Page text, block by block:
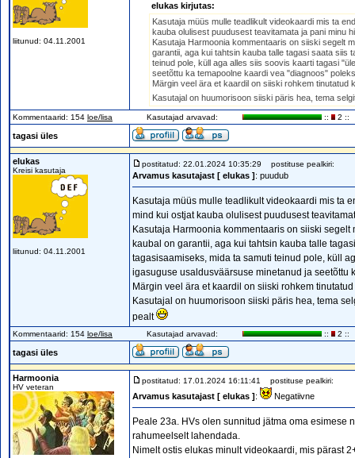
liitunud: 04.11.2001
elukas kirjutas:
Kasutaja müüs mulle teadlikult videokaardi mis ta
kauba olulisest puudusest teavitamata ja pani minu
Kasutaja Harmoonia kommentaaris on siiski segelt
garantii, aga kui tahtsin kauba talle tagasi saata siis
teinud pole, küll aga alles siis soovis kaarti tagasi
seetõttu ka temapoolne kaardi vea "diagnoos"
Märgin veel ära et kaardil on siiski rohkem tinutatud
Kasutajal on huumorisoon siiski päris hea, tema
Kommentaarid: 154 loe/lisa Kasutajad arvavad: :: 2 ::
tagasi üles
elukas
Kreisi kasutaja
liitunud: 04.11.2001
postitatud: 22.01.2024 10:35:29 postituse pealkiri:
Arvamus kasutajast [ elukas ]: puudub
Kasutaja müüs mulle teadlikult videokaardi mis ta
mind kui ostjat kauba olulisest puudusest
Kasutaja Harmoonia kommentaaris on siiski
kaubal on garantii, aga kui tahtsin kauba talle
tagasisaamiseks, mida ta samuti teinud pole, küll
igasuguse usaldusväärsuse minetanud ja
Märgin veel ära et kaardil on siiski rohkem
Kasutajal on huumorisoon siiski päris hea, tema
pealt
Kommentaarid: 154 loe/lisa Kasutajad arvavad: :: 2 ::
tagasi üles
Harmoonia
HV veteran
postitatud: 17.01.2024 16:11:41 postituse pealkiri:
Arvamus kasutajast [ elukas ]: Negatiivne
Peale 23a. HVs olen sunnitud jätma oma
rahumeelselt lahendada.
Nimelt ostis elukas minult videokaardi, mis pärast